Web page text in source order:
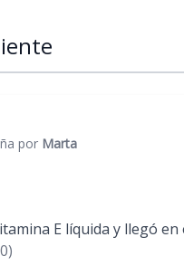
por Marta
E líquida y llegó